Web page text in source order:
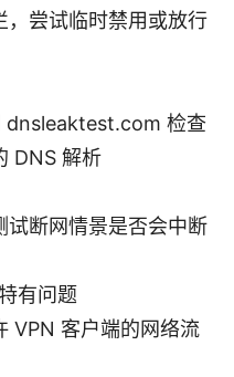
，尝试临时禁用或放行
dnsleaktest.com 检查
DNS 解析
试断网情景是否会中断
有问题
VPN 客户端的网络流